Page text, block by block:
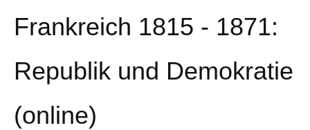
Frankreich 1815 - 1871:
Republik und Demokratie
(online)